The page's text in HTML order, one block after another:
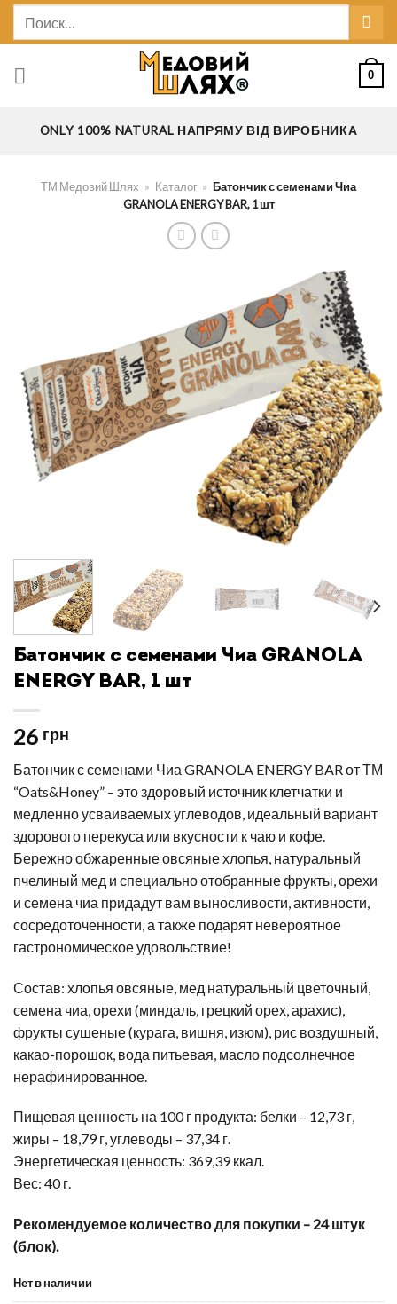
Skip
0
ONLY 100% NATURAL НАПРЯМУ ВІД ВИРОБНИКА
ТМ Медовий Шлях » Каталог » Батончик с семенами Чиа
GRANOLA ENERGY BAR, 1 шт
Батончик с семенами Чиа GRANOLA
ENERGY BAR, 1 шт
26 грн
Батончик с семенами Чиа GRANOLA ENERGY BAR от ТМ
“Oats&Honey” – это здоровый источник клетчатки и
медленно усваиваемых углеводов, идеальный вариант
здорового перекуса или вкусности к чаю и кофе.
Бережно обжаренные овсяные хлопья, натуральный
пчелиный мед и специально отобранные фрукты, орехи
и семена чиа придадут вам выносливости, активности,
сосредоточенности, а также подарят невероятное
гастрономическое удовольствие!
Состав: хлопья овсяные, мед натуральный цветочный,
семена чиа, орехи (миндаль, грецкий орех, арахис),
фрукты сушеные (курага, вишня, изюм), рис воздушный,
какао-порошок, вода питьевая, масло подсолнечное
нерафинированное.
Пищевая ценность на 100 г продукта: белки – 12,73 г,
жиры – 18,79 г, углеводы – 37,34 г.
Энергетическая ценность: 369,39 ккал.
Вес: 40 г.
Рекомендуемое количество для покупки – 24 штук
(блок).
Нет в наличии